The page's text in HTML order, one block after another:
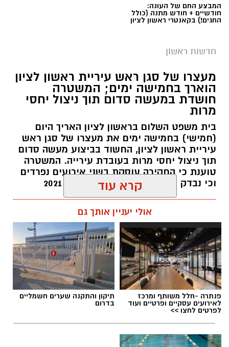
צילומים: משרד הבריאות
משרד הבריאות פרסם אזהרה לציבור מפני שימוש
במוצרי שיער נוספים שנתפסו במסגרת מבצע
פיקוח שנערך בתשעה סניפי רשת "מרכז
ההחלקות".
האזהרה מתפרסמת לאחר שבדיקות מעבדה
הושלמו לכלל המוצרים שנאספו במהלך המבצע,
ובהמשך להודעת משרד הבריאות שפורסמה בחודש
בין המוצרים שנמצאו ואינם רשומים במאגרי משרד
הבריאות, ולכן חל איסור לשווקם:
PROTEIN + MINERAL PREMIUM HAIR
STRAIGHTENING
Protein Mineral Premium Pre Treatment
Shampoo
בנוסף, נמצא כי המוצרHYDRO KERATIN PRO
המבצע החם של העונה:
חודשיים + חודש מתנה (כולל
החגים!) בקאנטרי ראשון לציון
חדשות ראשון
מעצרו של סגן ראש עיריית ראשון לציון
הוארך בחמישה ימים; המשטרה
חושדת במעשה סדום תוך ניצול יחסי
מרות
בית משפט השלום בראשון לציון האריך היום
(חמישי) בחמישה ימים את מעצרו של סגן ראש
עיריית ראשון לציון, החשוד בביצוע מעשה סדום
תוך ניצול יחסי מרות בעובדת עירייה. המשטרה
טוענת כי החקירה עוסקת בשני אירועים נפרדים
וכי נבדק חשד למקרים נוספים משנת 2021
תגים:הטרדה מינית, מעצר סגן ראש עיריית ראשון
לציון
קרא עוד
אולי יעניין אותך גם
פנתרה -חלל משותף ומרכז
לאירועים עסקיים ופרטיים ועוד
לפרטים לחצו >>
תיקון והתקנה שערים חשמליים
בדרום